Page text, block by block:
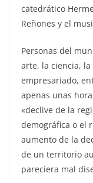
catedrático
Reñones y el
Personas del
arte, la ciencia,
empresariado,
apenas unas
«declive de la
demográfica o el
aumento de la
de un territorio
pareciera mal